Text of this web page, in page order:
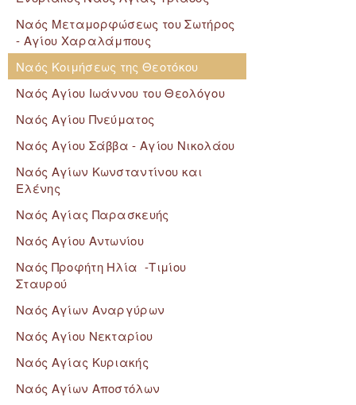
Ναός Μεταμορφώσεως του Σωτήρος
- Αγίου Χαραλάμπους
Ναός Κοιμήσεως της Θεοτόκου
Ναός Αγίου Ιωάννου του Θεολόγου
Ναός Αγίου Πνεύματος
Ναός Αγίου Σάββα - Αγίου Νικολάου
Ναός Αγίων Κωνσταντίνου και
Ελένης
Ναός Αγίας Παρασκευής
Ναός Αγίου Αντωνίου
Ναός Προφήτη Ηλία -Τιμίου
Σταυρού
Ναός Αγίων Αναργύρων
Ναός Αγίου Νεκταρίου
Ναός Αγίας Κυριακής
Ναός Αγίων Αποστόλων